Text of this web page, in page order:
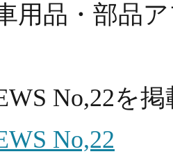
用品・部品
No,22を
No,22